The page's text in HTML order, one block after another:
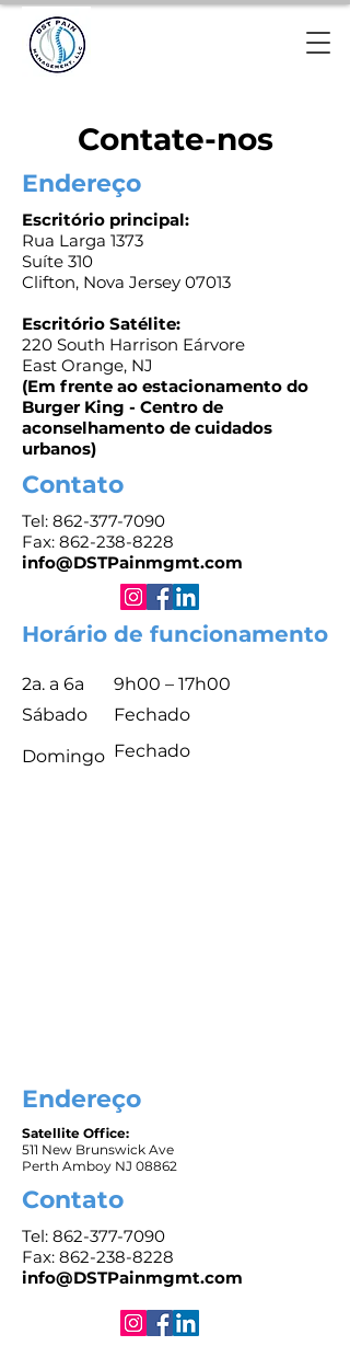
Contate-nos
Endereço
Escritório principal:
Rua Larga 1373
Suíte 310
Clifton, Nova Jersey 07013
Escritório Satélite:
220 South Harrison Eárvore
East Orange, NJ
(Em frente ao estacionamento do
Burger King - Centro de
aconselhamento de cuidados
urbanos)
Contato
Tel: 862-377-7090
Fax: 862-238-8228
info@DSTPainmgmt.com
Horário de funcionamento
2a. a 6a
9h00 – 17h00
Sábado
Fechado
​Domingo Fechado
Endereço
Satellite Office:
511 New Brunswick Ave
Perth Amboy NJ 08862
Contato
Tel: 862-377-7090
Fax: 862-238-8228
info@DSTPainmgmt.com